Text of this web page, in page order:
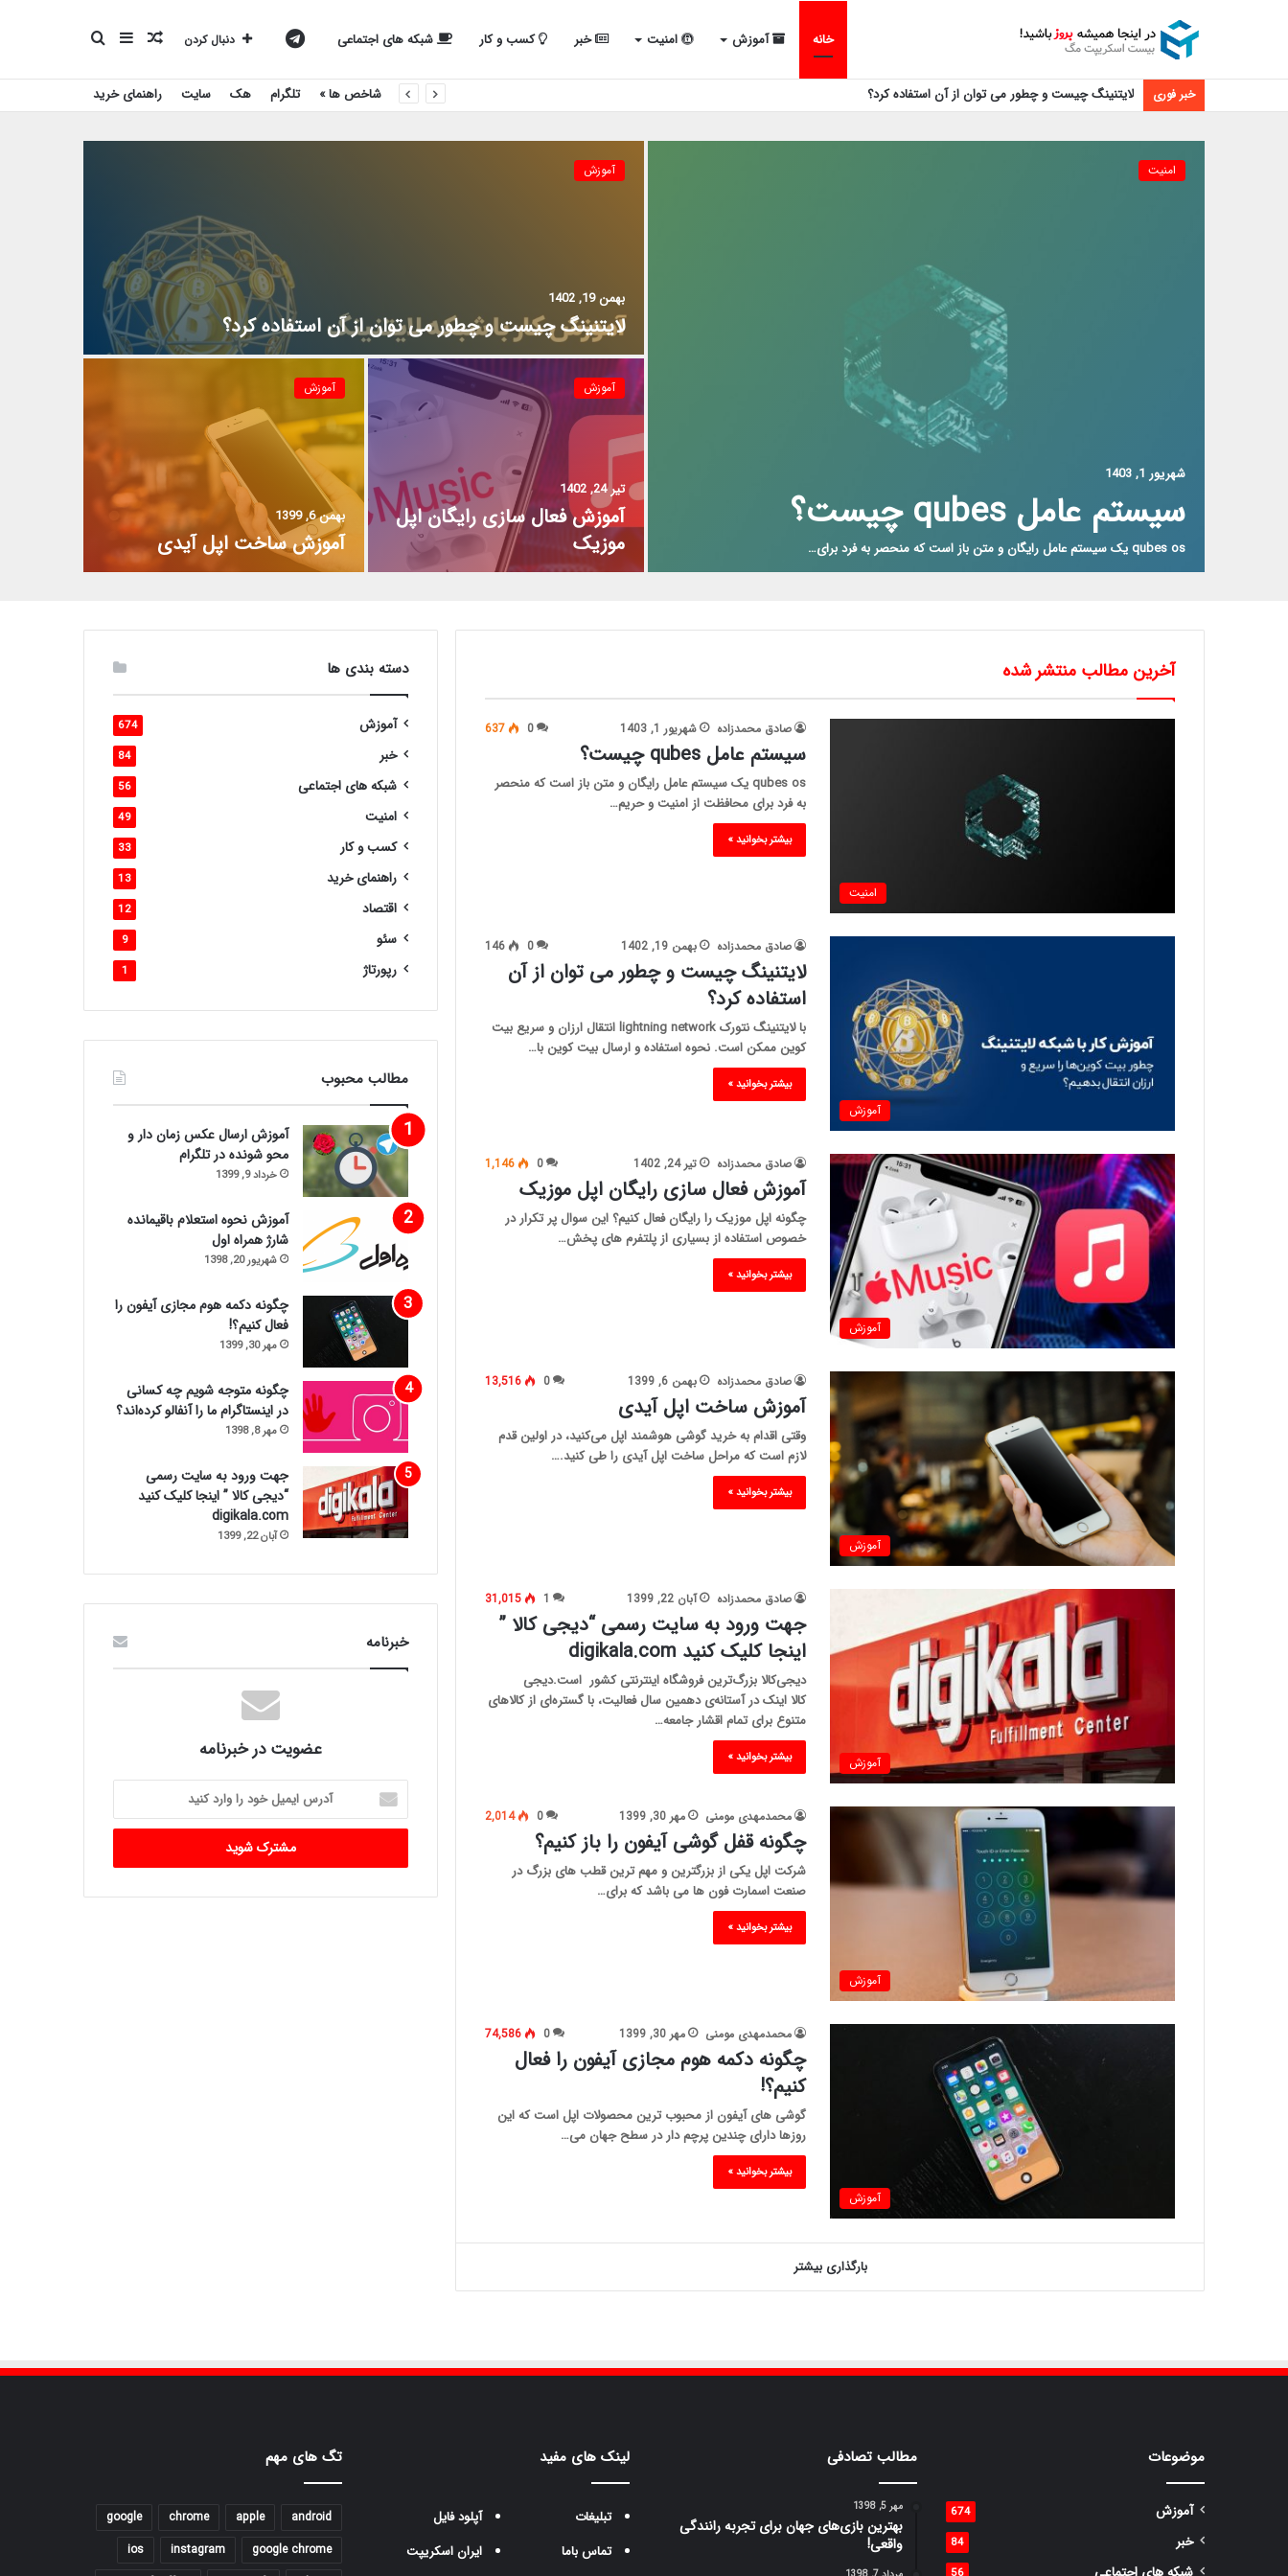
خانه آموزش امنیت خبر کسب و کار شبکه های اجتماعی کانال
تلگرام
اسکریپت
جستجو
برای
سایدبارنوشته
تصادفی
دنبال کردن
خبر فوری لایتنینگ چیست و چطور می توان از آن استفاده کرد؟ شاخص ها » تلگرام هک سایت راهنمای خرید
امنیت
شهریور 1, 1403
سیستم عامل qubes چیست؟
qubes os یک سیستم عامل رایگان و متن باز است که منحصر به فرد برای…
آموزش
بهمن 19, 1402
لایتنینگ چیست و چطور می توان از آن استفاده کرد؟
آموزش
تیر 24, 1402
آموزش فعال سازی رایگان اپل
موزیک
آموزش
بهمن 6, 1399
آموزش ساخت اپل آیدی
آخرین مطالب منتشر شده
امنیت
صادق محمدزاده شهریور 1, 1403 0
637
سیستم عامل qubes چیست؟
qubes os یک سیستم عامل رایگان و متن باز است که منحصر
به فرد برای محافظت از امنیت و حریم…
بیشتر بخوانید »
آموزش
صادق محمدزاده بهمن 19, 1402 0
146
لایتنینگ چیست و چطور می توان از آن
استفاده کرد؟
با لایتنینگ نتورک lightning network انتقال ارزان و سریع بیت
کوین ممکن است. نحوه استفاده و ارسال بیت کوین با…
بیشتر بخوانید »
آموزش
صادق محمدزاده تیر 24, 1402 0
1,146
آموزش فعال سازی رایگان اپل موزیک
چگونه اپل موزیک را رایگان فعال کنیم؟ این سوال پر تکرار در
خصوص استفاده از بسیاری از پلتفرم های پخش…
بیشتر بخوانید »
آموزش
صادق محمدزاده بهمن 6, 1399 0
13,516
آموزش ساخت اپل آیدی
وقتی اقدام به خرید گوشی هوشمند اپل می‌کنید، در اولین قدم
لازم است که مراحل ساخت اپل آیدی را طی کنید.…
بیشتر بخوانید »
آموزش
صادق محمدزاده آبان 22, 1399 1
31,015
جهت ورود به سایت رسمی “دیجی کالا ”
اینجا کلیک کنید digikala.com
دیجی‌کالا بزرگ‌ترین فروشگاه اینترنتی کشور است.دیجی
کالا اینک در آستانه‌ی دهمین سال فعالیت، با گستره‌ای از کالاهای
متنوع برای تمام اقشار جامعه…
بیشتر بخوانید »
آموزش
محمدمهدی مومنی مهر 30, 1399 0
2,014
چگونه قفل گوشی آیفون را باز کنیم؟
شرکت اپل یکی از بزرگترین و مهم ترین قطب های بزرگ در
صنعت اسمارت فون ها می باشد که برای…
بیشتر بخوانید »
آموزش
محمدمهدی مومنی مهر 30, 1399 0
74,586
چگونه دکمه هوم مجازی آیفون را فعال
کنیم؟!
گوشی های آیفون از محبوب ترین محصولات اپل است که این
روزها دارای چندین پرچم دار در سطح جهان می…
بیشتر بخوانید »
بارگذاری بیشتر
دسته بندی ها
آموزش 674
خبر 84
شبکه های اجتماعی 56
امنیت 49
کسب و کار 33
راهنمای خرید 13
اقتصاد 12
سئو 9
رپورتاژ 1
مطالب محبوب
آموزش ارسال عکس زمان دار و
محو شونده در تلگرام
خرداد 9, 1399
آموزش نحوه استعلام باقیمانده
شارژ همراه اول
شهریور 20, 1398
چگونه دکمه هوم مجازی آیفون را
فعال کنیم؟!
مهر 30, 1399
چگونه متوجه شویم چه کسانی
در اینستاگرام ما را آنفالو کرده‌اند؟
مهر 8, 1398
جهت ورود به سایت رسمی
“دیجی کالا ” اینجا کلیک کنید
digikala.com
آبان 22, 1399
خبرنامه
عضویت در خبرنامه
آدرس
ایمیل
خود
وارد
موضوعات
آموزش 674
خبر 84
مطالب تصادفی
مهر 5, 1398
بهترین بازی‌های جهان برای تجربه رانندگی
واقعی!
لینک های مفید
تبلیغات
آپلود فایل
تماس باما
ایران اسکریپت
تگ های مهم
android
apple
chrome
google
google chrome
instagram
ios